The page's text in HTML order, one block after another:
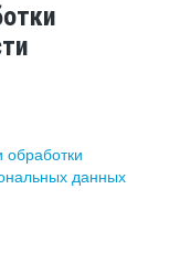
обработки
данных